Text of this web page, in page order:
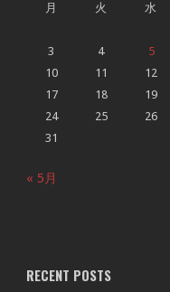
月
火 水
3
4 5
10
11 12
17
18 19
24
25 26
31
« 5月
RECENT POSTS